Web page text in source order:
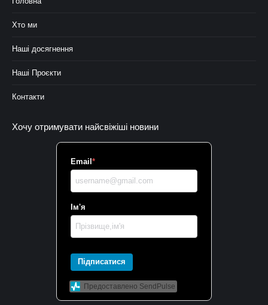
Хто ми
Наші досягнення
Наші Проєкти
Контакти
Хочу отримувати найсвіжіші новини
Email *
Ім'я
Підписатися
Предоставлено SendPulse